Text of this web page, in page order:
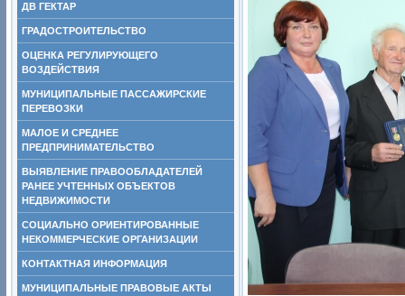
ДВ ГЕКТАР
ГРАДОСТРОИТЕЛЬСТВО
ОЦЕНКА РЕГУЛИРУЮЩЕГО
ВОЗДЕЙСТВИЯ
МУНИЦИПАЛЬНЫЕ ПАССАЖИРСКИЕ
ПЕРЕВОЗКИ
МАЛОЕ И СРЕДНЕЕ
ПРЕДПРИНИМАТЕЛЬСТВО
ВЫЯВЛЕНИЕ ПРАВООБЛАДАТЕЛЕЙ
РАНЕЕ УЧТЕННЫХ ОБЪЕКТОВ
НЕДВИЖИМОСТИ
СОЦИАЛЬНО ОРИЕНТИРОВАННЫЕ
НЕКОММЕРЧЕСКИЕ ОРГАНИЗАЦИИ
КОНТАКТНАЯ ИНФОРМАЦИЯ
МУНИЦИПАЛЬНЫЕ ПРАВОВЫЕ АКТЫ